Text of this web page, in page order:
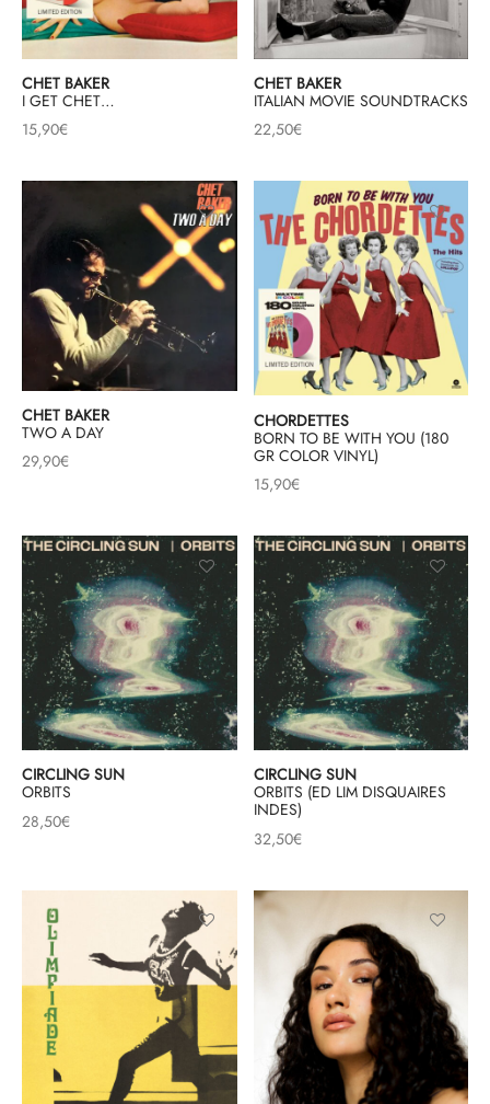
CHET BAKER
I GET CHET…
15,90€
CHET BAKER
ITALIAN MOVIE SOUNDTRACKS
22,50€
CHET BAKER
TWO A DAY
29,90€
CHORDETTES
BORN TO BE WITH YOU (180
GR COLOR VINYL)
15,90€
CIRCLING SUN
ORBITS
28,50€
CIRCLING SUN
ORBITS (ED LIM DISQUAIRES
INDES)
32,50€